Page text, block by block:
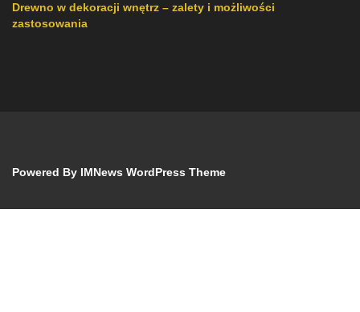
Drewno w dekoracji wnętrz – zalety i możliwości
zastosowania
Powered By IMNews WordPress Theme